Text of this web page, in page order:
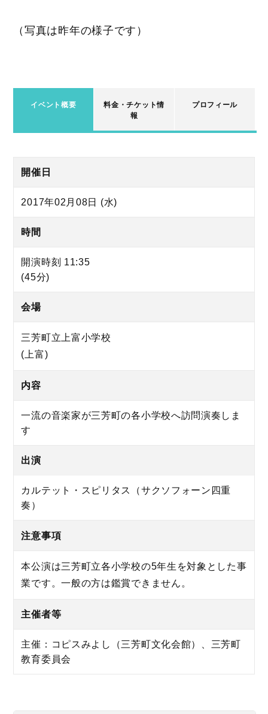
（写真は昨年の様子です）
イベント概要
料金・チケット情
報
プロフィール
開催日
2017年02月08日 (水)
時間
開演時刻 11:35
(45分)
会場
三芳町立上富小学校
(上富)
内容
一流の音楽家が三芳町の各小学校へ訪問演奏しま
す
出演
カルテット・スピリタス（サクソフォーン四重
奏）
注意事項
本公演は三芳町立各小学校の5年生を対象とした事
業です。一般の方は鑑賞できません。
主催者等
主催：コピスみよし（三芳町文化会館）、三芳町
教育委員会